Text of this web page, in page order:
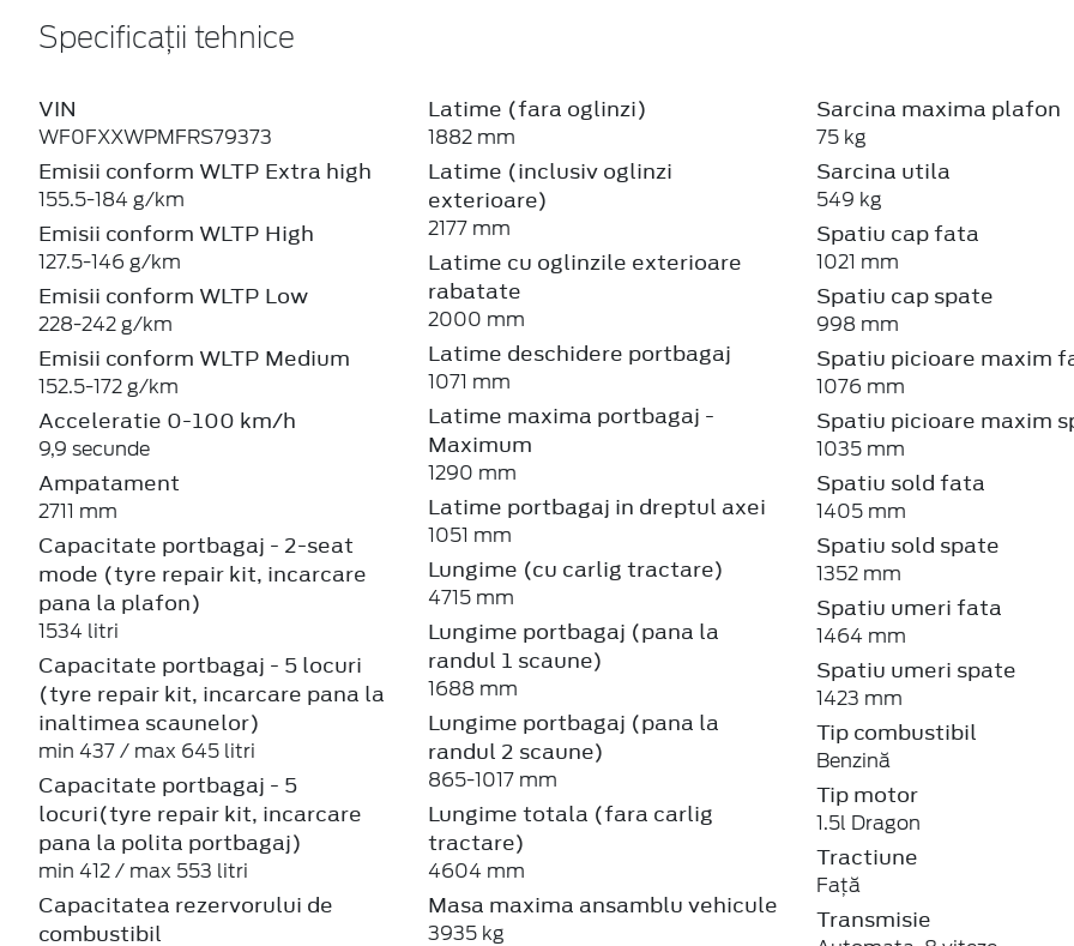
Specificații tehnice
VIN
WF0FXXWPMFRS79373
Emisii conform WLTP Extra high
155.5-184 g/km
Emisii conform WLTP High
127.5-146 g/km
Emisii conform WLTP Low
228-242 g/km
Emisii conform WLTP Medium
152.5-172 g/km
Acceleratie 0-100 km/h
9,9 secunde
Ampatament
2711 mm
Capacitate portbagaj - 2-seat
mode (tyre repair kit, incarcare
pana la plafon)
1534 litri
Capacitate portbagaj - 5 locuri
(tyre repair kit, incarcare pana la
inaltimea scaunelor)
min 437 / max 645 litri
Capacitate portbagaj - 5
locuri(tyre repair kit, incarcare
pana la polita portbagaj)
min 412 / max 553 litri
Capacitatea rezervorului de
combustibil
Latime (fara oglinzi)
1882 mm
Latime (inclusiv oglinzi
exterioare)
2177 mm
Latime cu oglinzile exterioare
rabatate
2000 mm
Latime deschidere portbagaj
1071 mm
Latime maxima portbagaj -
Maximum
1290 mm
Latime portbagaj in dreptul axei
1051 mm
Lungime (cu carlig tractare)
4715 mm
Lungime portbagaj (pana la
randul 1 scaune)
1688 mm
Lungime portbagaj (pana la
randul 2 scaune)
865-1017 mm
Lungime totala (fara carlig
tractare)
4604 mm
Masa maxima ansamblu vehicule
3935 kg
Sarcina maxima plafon
75 kg
Sarcina utila
549 kg
Spatiu cap fata
1021 mm
Spatiu cap spate
998 mm
Spatiu picioare maxim
1076 mm
Spatiu picioare maxim
1035 mm
Spatiu sold fata
1405 mm
Spatiu sold spate
1352 mm
Spatiu umeri fata
1464 mm
Spatiu umeri spate
1423 mm
Tip combustibil
Benzină
Tip motor
1.5l Dragon
Tractiune
Față
Transmisie